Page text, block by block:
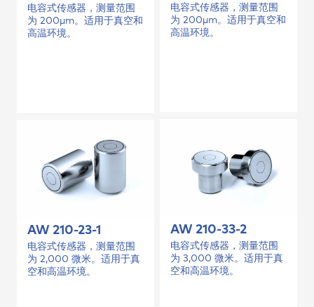
电容式传感器，测量范围
为 200µm。适用于真空和
高温环境。
电容式传感器，测量范围
为 200µm。适用于真空和
高温环境。
AW 210-23-1
电容式传感器，测量范围
为 2,000 微米。适用于真
空和高温环境。
AW 210-33-2
电容式传感器，测量范围
为 3,000 微米。适用于真
空和高温环境。